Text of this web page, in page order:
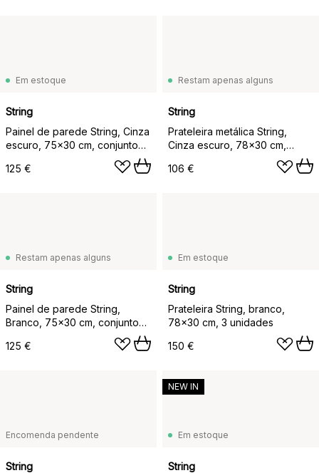
Em estoque
String
Painel de parede String, Cinza
escuro, 75x30 cm, conjunto
125 €
Restam apenas alguns
String
Prateleira metálica String,
Cinza escuro, 78x30 cm,
106 €
Restam apenas alguns
String
Painel de parede String,
Branco, 75x30 cm, conjunto
125 €
Em estoque
String
Prateleira String, branco,
78x30 cm, 3 unidades
150 €
Encomenda pendente
String
Em estoque
String
NEW IN